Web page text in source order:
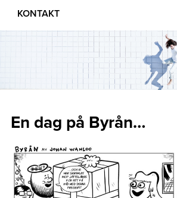
KONTAKT
En dag på Byrån…